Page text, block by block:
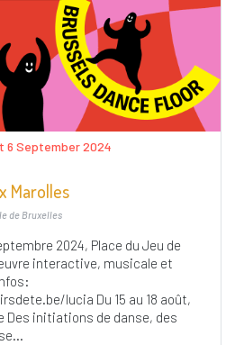
6 September 2024
Marolles
de Bruxelles
2024, Place du Jeu de
interactive, musicale et
lucia Du 15 au 18 août,
Des initiations de danse, des